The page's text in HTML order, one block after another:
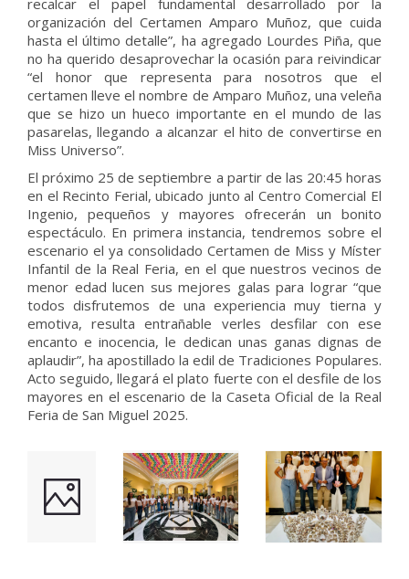
recalcar el papel fundamental desarrollado por la
organización del Certamen Amparo Muñoz, que cuida
hasta el último detalle”, ha agregado Lourdes Piña, que
no ha querido desaprovechar la ocasión para reivindicar
“el honor que representa para nosotros que el
certamen lleve el nombre de Amparo Muñoz, una veleña
que se hizo un hueco importante en el mundo de las
pasarelas, llegando a alcanzar el hito de convertirse en
Miss Universo”.
El próximo 25 de septiembre a partir de las 20:45 horas
en el Recinto Ferial, ubicado junto al Centro Comercial El
Ingenio, pequeños y mayores ofrecerán un bonito
espectáculo. En primera instancia, tendremos sobre el
escenario el ya consolidado Certamen de Miss y Míster
Infantil de la Real Feria, en el que nuestros vecinos de
menor edad lucen sus mejores galas para lograr “que
todos disfrutemos de una experiencia muy tierna y
emotiva, resulta entrañable verles desfilar con ese
encanto e inocencia, le dedican unas ganas dignas de
aplaudir”, ha apostillado la edil de Tradiciones Populares.
Acto seguido, llegará el plato fuerte con el desfile de los
mayores en el escenario de la Caseta Oficial de la Real
Feria de San Miguel 2025.